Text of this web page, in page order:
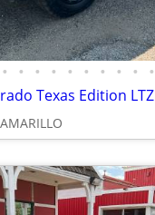
• • • • • • • • • •
Texas Edition LTZ
AMARILLO